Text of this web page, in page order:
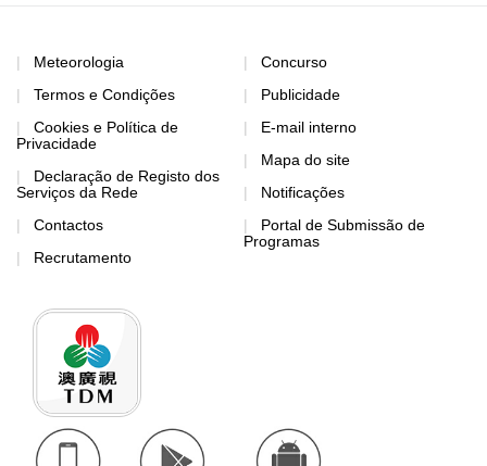
Meteorologia
Termos e Condições
Cookies e Política de
Privacidade
Declaração de Registo dos
Serviços da Rede
Contactos
Recrutamento
Concurso
Publicidade
E-mail interno
Mapa do site
Notificações
Portal de Submissão de
Programas